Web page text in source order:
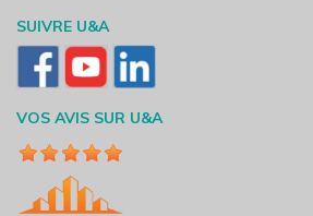
SUIVRE U&A
VOS AVIS SUR U&A